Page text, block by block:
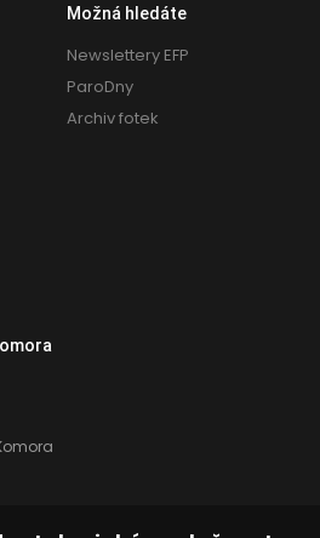
Možná hledáte
Newslettery EFP
ParoDny
Archiv fotek